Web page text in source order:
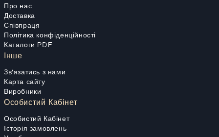
Про нас
Доставка
Співпраця
Політика конфіденційності
Каталоги PDF
Інше
Зв'язатись з нами
Карта сайту
Виробники
Особистий Кабінет
Особистий Кабінет
Історія замовлень